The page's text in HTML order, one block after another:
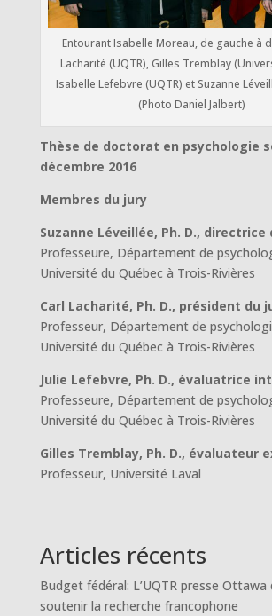
Entourant Isabelle Moreau, de gauche à
Lacharité (UQTR), Gilles Tremblay
Isabelle Lefebvre (UQTR) et Suzanne
(Photo Daniel Jalbert)
Thèse de doctorat en psychologie
décembre 2016
Membres du jury
Suzanne Léveillée, Ph. D., directrice
Professeure, Département de
Université du Québec à Trois-Rivières
Carl Lacharité, Ph. D., président du
Professeur, Département de
Université du Québec à Trois-Rivières
Julie Lefebvre, Ph. D., évaluatrice
Professeure, Département de
Université du Québec à Trois-Rivières
Gilles Tremblay, Ph. D., évaluateur
Professeur, Université Laval
Articles récents
Budget fédéral: L’UQTR presse Ottawa
soutenir la recherche francophone